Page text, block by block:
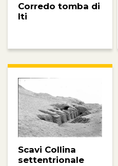
Corredo tomba di
Iti
Scavi Collina
settentrionale